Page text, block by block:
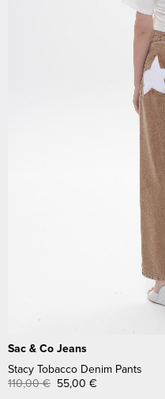
Sac & Co Jeans
Stacy Tobacco Denim Pants
110,00€ 55,00 €